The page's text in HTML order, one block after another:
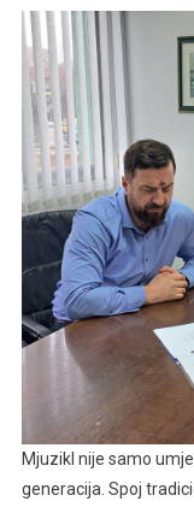
Mjuzikl nije samo
generacija. Spoj